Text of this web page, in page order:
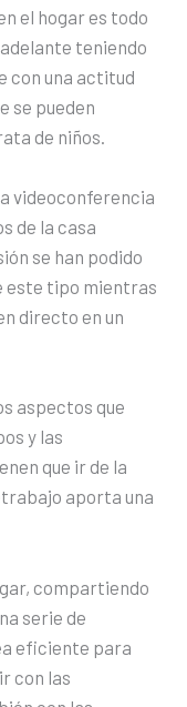
el hogar es todo
teniendo
con una actitud
se pueden
de niños.
videoconferencia
de la casa
se han podido
este tipo mientras
directo en un
aspectos que
y las
que ir de la
aporta una
compartiendo
serie de
eficiente para
con las